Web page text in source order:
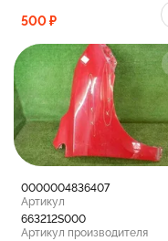
500 ₽
0000004836407
Артикул
663212S000
Артикул производителя